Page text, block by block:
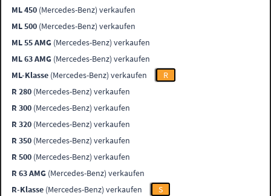
ML 450 (Mercedes-Benz) verkaufen
ML 500 (Mercedes-Benz) verkaufen
ML 55 AMG (Mercedes-Benz) verkaufen
ML 63 AMG (Mercedes-Benz) verkaufen
ML-Klasse (Mercedes-Benz) verkaufen
R
R 280 (Mercedes-Benz) verkaufen
R 300 (Mercedes-Benz) verkaufen
R 320 (Mercedes-Benz) verkaufen
R 350 (Mercedes-Benz) verkaufen
R 500 (Mercedes-Benz) verkaufen
R 63 AMG (Mercedes-Benz) verkaufen
R-Klasse (Mercedes-Benz) verkaufen
S